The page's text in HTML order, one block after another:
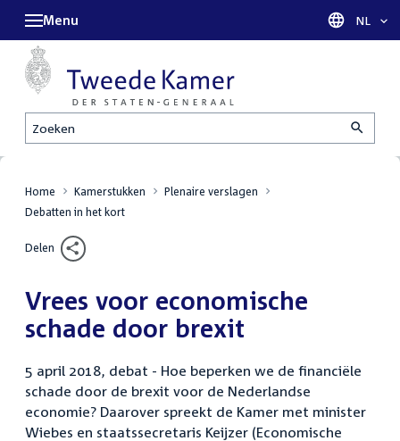
Zoeken
Menu Taal
NL
Home Kamerstukken
Plenaire verslagen
Debatten in het kort
Delen
Vrees voor economische
schade door brexit
5 april 2018, debat - Hoe beperken we de financiële
schade door de brexit voor de Nederlandse
economie? Daarover spreekt de Kamer met minister
Wiebes en staatssecretaris Keijzer (Economische